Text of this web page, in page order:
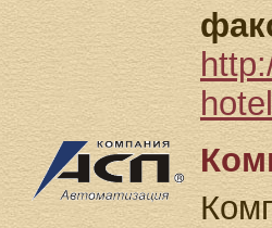
hotel